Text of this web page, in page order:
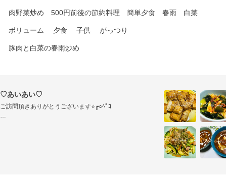
肉野菜炒め 500円前後の節約料理 簡単夕食 春雨 白菜
ボリューム 夕食 子供 がっつり
豚肉と白菜の春雨炒め
♡あいあい♡
ご訪問頂きありがとうございます⭐┏○ﾍﾟｺ